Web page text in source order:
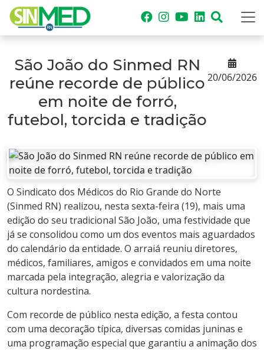
São João do Sinmed RN
reúne recorde de público
em noite de forró,
futebol, torcida e tradição
20/06/2026
O Sindicato dos Médicos do Rio Grande do Norte
(Sinmed RN) realizou, nesta sexta-feira (19), mais uma
edição do seu tradicional São João, uma festividade que
já se consolidou como um dos eventos mais aguardados
do calendário da entidade. O arraiá reuniu diretores,
médicos, familiares, amigos e convidados em uma noite
marcada pela integração, alegria e valorização da
cultura nordestina.
Com recorde de público nesta edição, a festa contou
com uma decoração típica, diversas comidas juninas e
uma programação especial que garantiu a animação dos